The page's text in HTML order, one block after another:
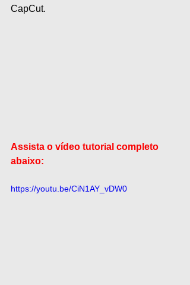
CapCut.
Assista o vídeo tutorial completo
abaixo:
https://youtu.be/CiN1AY_vDW0